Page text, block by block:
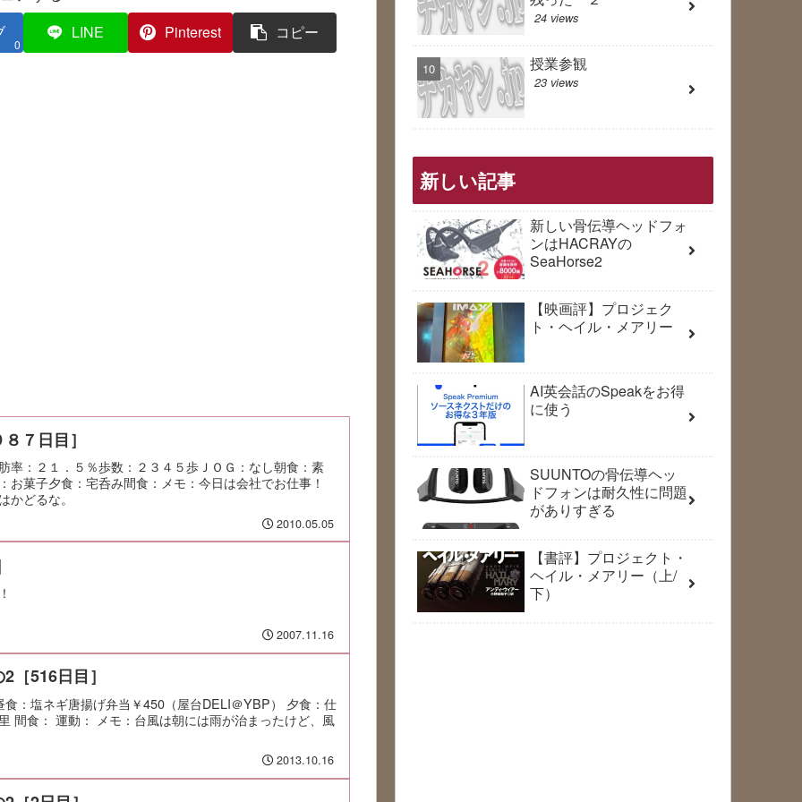
0
LINE Pinterest コピー
７日目］
率：２１．５％歩数：２３４５歩ＪＯＧ：なし朝食：素
お菓子夕食：宅呑み間食：メモ：今日は会社でお仕事！
かどるな。
2010.05.05
2007.11.16
［516日目］
：塩ネギ唐揚げ弁当￥450（屋台DELI＠YBP） 夕食：仕
間食： 運動： メモ：台風は朝には雨が治まったけど、風
2013.10.16
24 views
授業参観
23 views
新しい記事
新しい骨伝導ヘッドフォ
ンはHACRAYの
SeaHorse2
【映画評】プロジェク
ト・ヘイル・メアリー
AI英会話のSpeakをお得
に使う
SUUNTOの骨伝導ヘッ
ドフォンは耐久性に問題
がありすぎる
【書評】プロジェクト・
ヘイル・メアリー（上/
下）